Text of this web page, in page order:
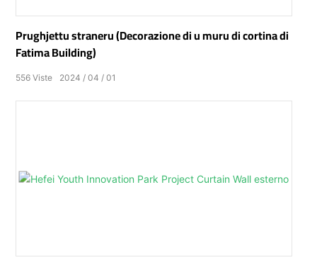
Prughjettu straneru (Decorazione di u muru di cortina di
Fatima Building)
2024 04 01
556 Viste